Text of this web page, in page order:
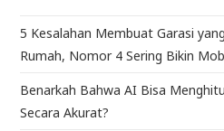
5 Kesalahan Membuat Garasi
Rumah, Nomor 4 Sering Bikin
Benarkah Bahwa AI Bisa
Secara Akurat?